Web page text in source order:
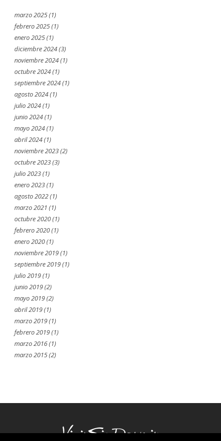
marzo 2025(1)
febrero 2025(1)
enero 2025(1)
diciembre 2024(3)
noviembre 2024(1)
octubre 2024(1)
septiembre 2024(1)
agosto 2024(1)
julio 2024(1)
junio 2024(1)
mayo 2024(1)
abril 2024(1)
noviembre 2023(2)
octubre 2023(3)
julio 2023(1)
enero 2023(1)
agosto 2022(1)
marzo 2021 (1)
octubre 2020(1)
febrero 2020(1)
enero 2020(1)
noviembre 2019(1)
septiembre 2019(1)
julio 2019(1)
junio 2019(2)
mayo 2019(2)
abril 2019(1)
marzo 2019(1)
febrero 2019(1)
marzo 2016(1)
marzo 2015(2)